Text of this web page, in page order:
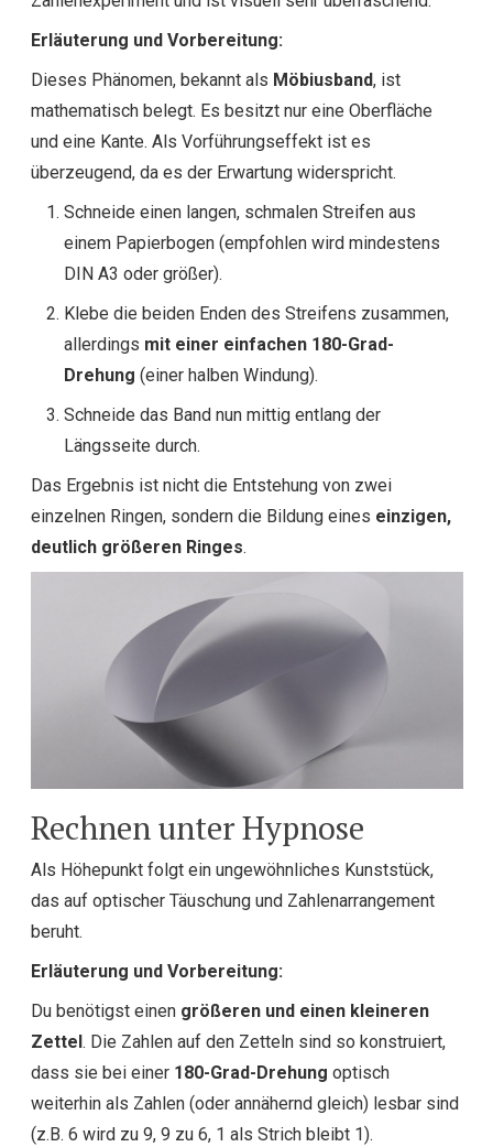
Erläuterung und Vorbereitung:
Dieses Phänomen, bekannt als Möbiusband, ist
mathematisch belegt. Es besitzt nur eine Oberfläche
und eine Kante. Als Vorführungseffekt ist es
überzeugend, da es der Erwartung widerspricht.
Schneide einen langen, schmalen Streifen aus
einem Papierbogen (empfohlen wird mindestens
DIN A3 oder größer).
Klebe die beiden Enden des Streifens zusammen,
allerdings mit einer einfachen 180-Grad-
Drehung (einer halben Windung).
Schneide das Band nun mittig entlang der
Längsseite durch.
Das Ergebnis ist nicht die Entstehung von zwei
einzelnen Ringen, sondern die Bildung eines einzigen,
deutlich größeren Ringes.
Rechnen unter Hypnose
Als Höhepunkt folgt ein ungewöhnliches Kunststück,
das auf optischer Täuschung und Zahlenarrangement
beruht.
Erläuterung und Vorbereitung:
Du benötigst einen größeren und einen kleineren
Zettel. Die Zahlen auf den Zetteln sind so konstruiert,
dass sie bei einer 180-Grad-Drehung optisch
weiterhin als Zahlen (oder annähernd gleich) lesbar sind
(z.B. 6 wird zu 9, 9 zu 6, 1 als Strich bleibt 1).